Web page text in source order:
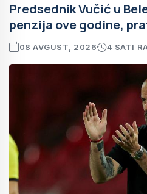
Predsednik Vučić u
penzija ove godine,
08 AVGUST, 2026 4 SATI